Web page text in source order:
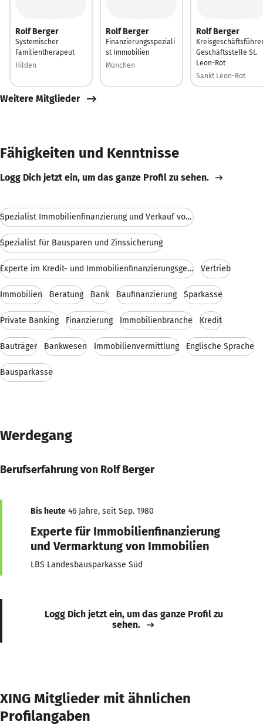
Rolf Berger
Systemischer
Familientherapeut
Hilden
Rolf Berger
Finanzierungsspeziali
st Immobilien
München
Rolf Berger
Geschäftsstelle St.
Leon-Rot
Sankt Leon-Rot
Weitere Mitglieder
Fähigkeiten und Kenntnisse
Logg Dich jetzt ein, um das ganze Profil zu sehen.
Spezialist Immobilienfinanzierung und Verkauf von Immobilien
Spezialist für Bausparen und Zinssicherung
Experte im Kredit- und Immobilienfinanzierungsgeschäft Vertrieb
Immobilien Beratung Bank Baufinanzierung Sparkasse
Private Banking Finanzierung Immobilienbranche Kredit
Bauträger Bankwesen Immobilienvermittlung Englische Sprache
Bausparkasse
Werdegang
Berufserfahrung von Rolf Berger
Bis heute 46 Jahre, seit Sep. 1980
Experte für Immobilienfinanzierung
und Vermarktung von Immobilien
LBS Landesbausparkasse Süd
Logg Dich jetzt ein, um das ganze Profil zu
sehen.
XING Mitglieder mit ähnlichen
Profilangaben